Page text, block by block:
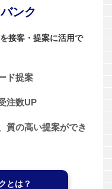
ンク
接客・提案に活用で
ド提案
注数UP
質の高い提案ができ
とは？